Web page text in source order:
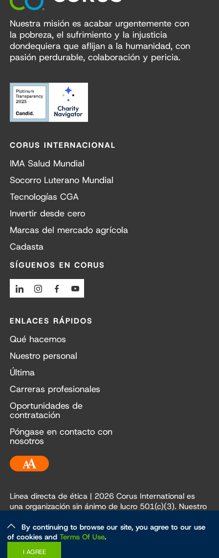
Nuestra misión es acabar urgentemente con
la pobreza, el sufrimiento y la injusticia
dondequiera que aflijan a la humanidad, con
pasión perdurable, colaboración y pericia.
CORUS INTERNACIONAL
IMA Salud Mundial
Socorro Luterano Mundial
Tecnologías CGA
Invertir desde cero
Marcas del mercado agrícola
Cadasta
SÍGUENOS EN CORUS
LinkedinInstagramFacebook
ENLACES RÁPIDOS
Qué hacemos
Nuestro personal
Última
Carreras profesionales
Oportunidades de
contratación
Póngase en contacto con
nosotros
Línea directa de ética | 2026 Corus International es
una organización sin ánimo de lucro 501(c)(3). Nuestro
Ética y políticas Política de privacidad
By continuing to browse our site, you agree to our use
of cookies and Terms Of Use.
I AGREE